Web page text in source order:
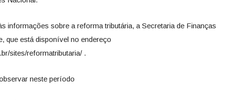
informações sobre a reforma tributária, a Secretaria de Finanças
que está disponível no endereço
sites/reformatributaria/ .
neste período